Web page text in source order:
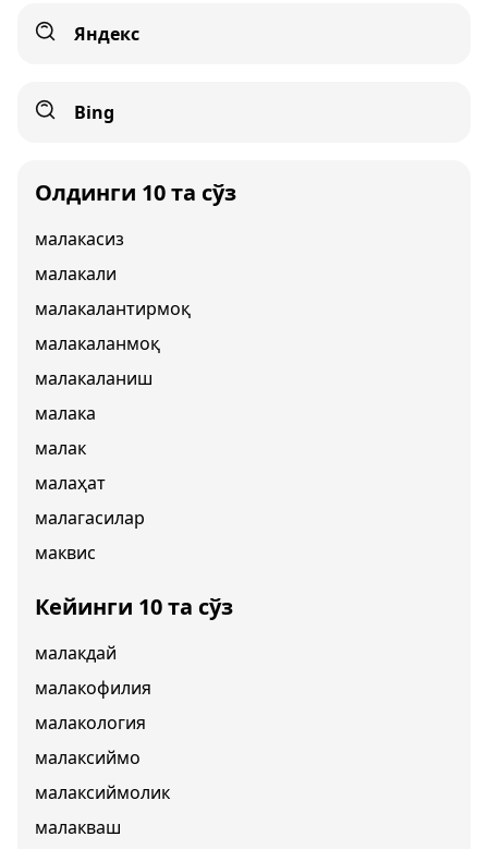
Яндекс
Bing
Олдинги 10 та сўз
малакасиз
малакали
малакалантирмоқ
малакаланмоқ
малакаланиш
малака
малак
малаҳат
малагасилар
маквис
Кейинги 10 та сўз
малакдай
малакофилия
малакология
малаксиймо
малаксиймолик
малакваш